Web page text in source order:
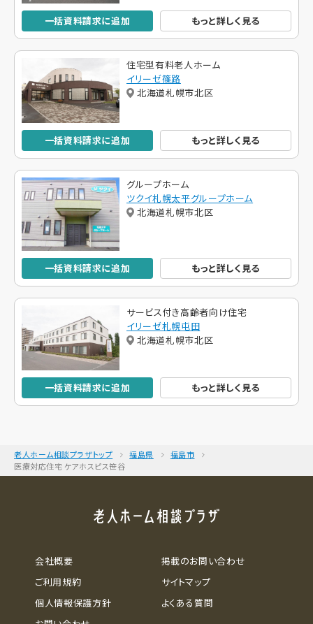
一括資料請求に追加 もっと詳しく見る
住宅型有料老人ホーム
イリーゼ篠路
北海道札幌市北区
一括資料請求に追加 もっと詳しく見る
グループホーム
ツクイ札幌太平グループホーム
北海道札幌市北区
一括資料請求に追加 もっと詳しく見る
サービス付き高齢者向け住宅
イリーゼ札幌屯田
北海道札幌市北区
一括資料請求に追加 もっと詳しく見る
老人ホーム相談プラザトップ 福島県
福島市
医療対応住宅 ケアホスピス笹谷
会社概要
ご利用規約
個人情報保護方針
掲載のお問い合わせ
サイトマップ
よくある質問